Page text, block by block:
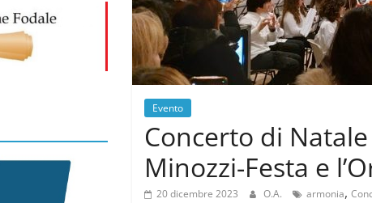
Evento
Concerto di
Minozzi-Festa e
20 dicembre 2023 O.A. armonia,